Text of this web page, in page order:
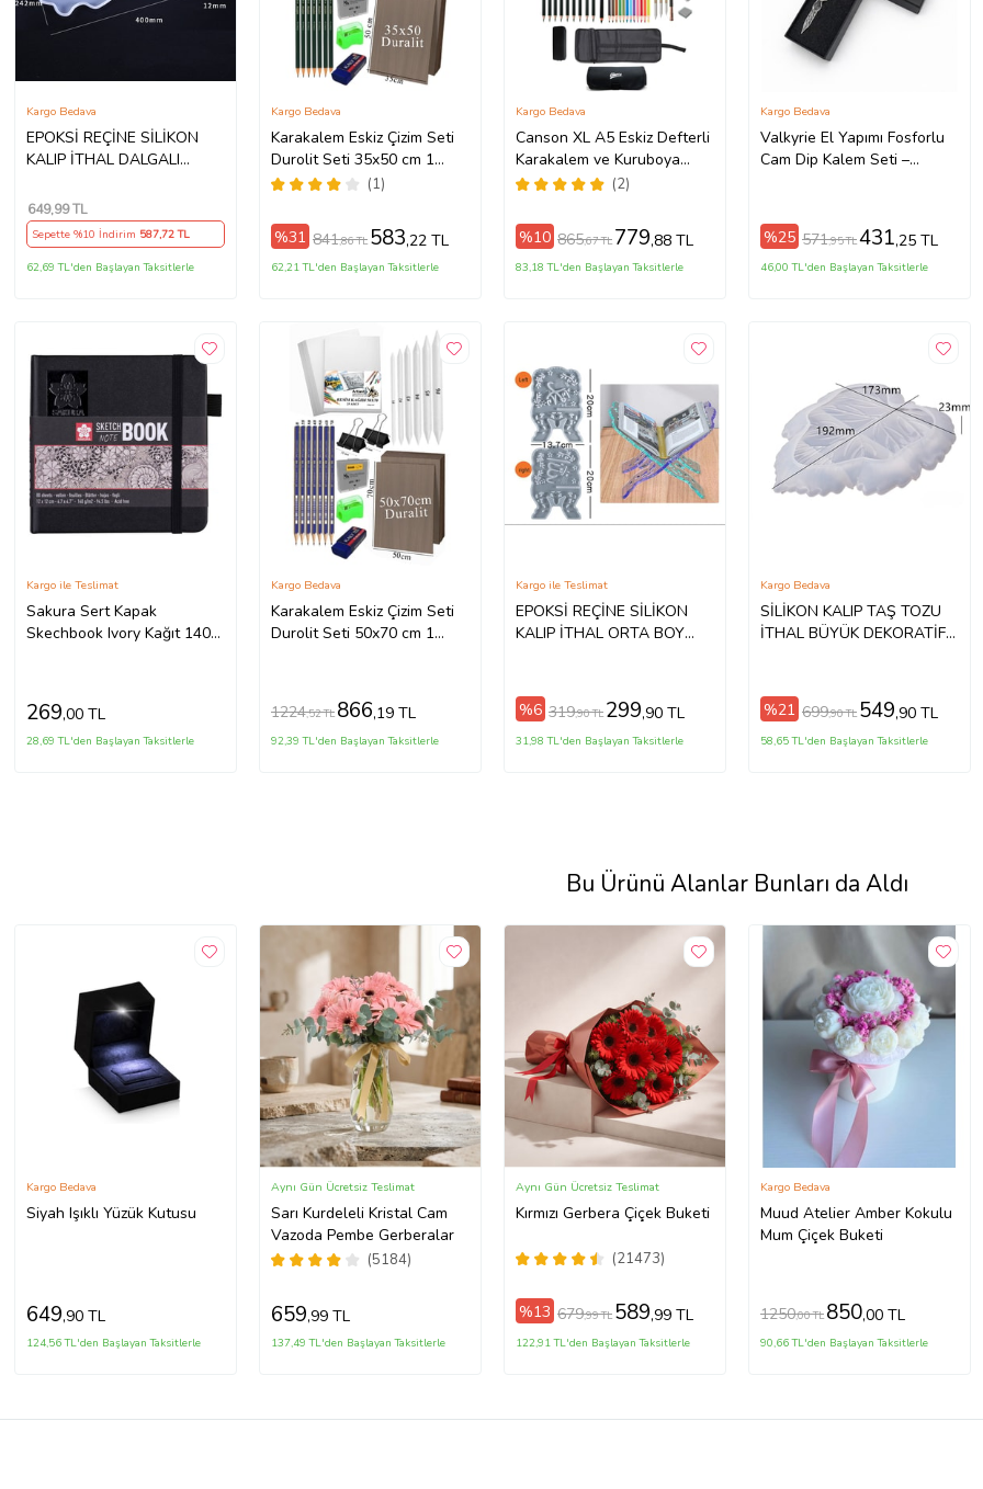
EPOKSİ REÇİNE SİLİKON
KALIP İTHAL DALGALI
TEPSİ SİLİKON KALIP
HB170215-0016 (Beyaz)
Kargo Bedava
649,99 TL
Sepette %10 İndirim 587,72 TL
62,69 TL'den Başlayan Taksitlerle
Karakalem Eskiz Çizim Seti
Durolit Seti 35x50 cm 1
Paket Pastel Dağıtıcı Kalem
Seti Hamur Silgi Sınav
Silgisi (Naturel)
(1)
Kargo Bedava
%31 841,86 TL 583,22 TL
62,21 TL'den Başlayan Taksitlerle
Canson XL A5 Eskiz Defterli
Karakalem ve Kuruboya
Kalemi Rulo Kalemlik Çizim
(2)
Kargo Bedava
%10 865,67 TL 779,88 TL
83,18 TL'den Başlayan Taksitlerle
Valkyrie El Yapımı Fosforlu
Cam Dip Kalem Seti –
Kargo Bedava
%25 571,95 TL431,25 TL
46,00 TL'den Başlayan Taksitlerle
Sakura Sert Kapak
Skechbook Ivory Kağıt 140
Kargo ile Teslimat
269,00 TL
28,69 TL'den Başlayan Taksitlerle
Karakalem Eskiz Çizim Seti
Durolit Seti 50x70 cm 1
Kalem Seti Hamur Silgi
Sınav Silgisi (Naturel)
Kargo Bedava
1224,52 TL 866,19 TL
92,39 TL'den Başlayan Taksitlerle
EPOKSİ REÇİNE SİLİKON
KALIP İTHAL ORTA BOY
Kargo ile Teslimat
%6 319,90 TL 299,90 TL
31,98 TL'den Başlayan Taksitlerle
SİLİKON KALIP TAŞ TOZU
İTHAL BÜYÜK DEKORATİF
HB220-0150 (Beyaz)
Kargo Bedava
%21 699,90 TL 549,90 TL
58,65 TL'den Başlayan Taksitlerle
Bu Ürünü Alanlar Bunları da Aldı
Siyah Işıklı Yüzük Kutusu
Kargo Bedava
649,90 TL
124,56 TL'den Başlayan Taksitlerle
Sarı Kurdeleli Kristal Cam
Vazoda Pembe Gerberalar
(5184)
Aynı Gün Ücretsiz Teslimat
659,99 TL
137,49 TL'den Başlayan Taksitlerle
Kırmızı Gerbera Çiçek Buketi
(21473)
Aynı Gün Ücretsiz Teslimat
%13 679,99 TL 589,99 TL
122,91 TL'den Başlayan Taksitlerle
Muud Atelier Amber Kokulu
Mum Çiçek Buketi
Kargo Bedava
1250,00 TL 850,00 TL
90,66 TL'den Başlayan Taksitlerle